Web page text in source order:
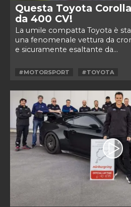
Questa Toyota
da 400 CV!
La umile compatta Toyota è
una fenomenale vettura da
e sicuramente esaltante da...
#MOTORSPORT #TOYOTA